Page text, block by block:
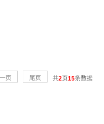
页 尾页 共2页15条数据